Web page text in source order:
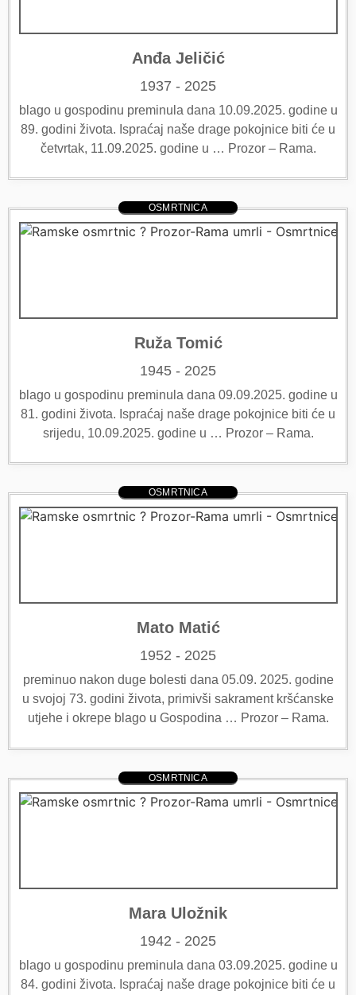
Anđa Jeličić
1937 - 2025
blago u gospodinu preminula dana 10.09.2025. godine u
89. godini života. Ispraćaj naše drage pokojnice biti će u
četvrtak, 11.09.2025. godine u … Prozor – Rama.
OSMRTNICA
Ruža Tomić
1945 - 2025
blago u gospodinu preminula dana 09.09.2025. godine u
81. godini života. Ispraćaj naše drage pokojnice biti će u
srijedu, 10.09.2025. godine u … Prozor – Rama.
OSMRTNICA
Mato Matić
1952 - 2025
preminuo nakon duge bolesti dana 05.09. 2025. godine
u svojoj 73. godini života, primivši sakrament kršćanske
utjehe i okrepe blago u Gospodina … Prozor – Rama.
OSMRTNICA
Mara Uložnik
1942 - 2025
blago u gospodinu preminula dana 03.09.2025. godine u
84. godini života. Ispraćaj naše drage pokojnice biti će u